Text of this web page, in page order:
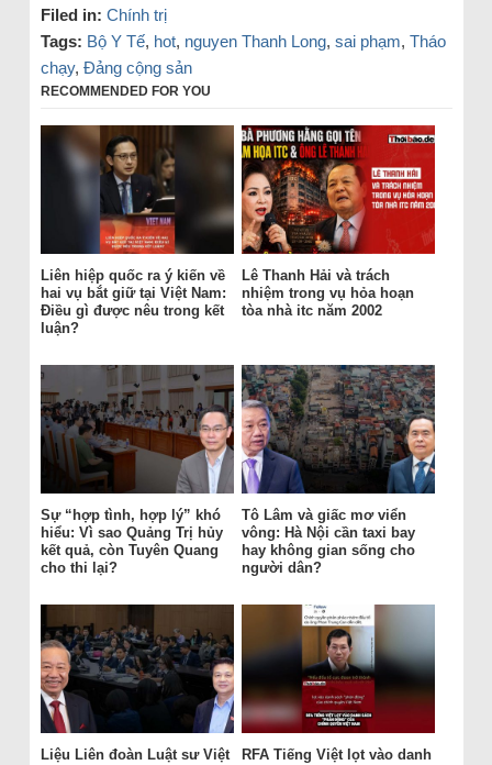
Filed in: Chính trị
Tags: Bộ Y Tế, hot, nguyen Thanh Long, sai phạm, Tháo
chạy, Đảng cộng sản
RECOMMENDED FOR YOU
Liên hiệp quốc ra ý kiến về
hai vụ bắt giữ tại Việt Nam:
Điều gì được nêu trong kết
luận?
Lê Thanh Hải và trách
nhiệm trong vụ hỏa hoạn
tòa nhà itc năm 2002
Sự “hợp tình, hợp lý” khó
hiểu: Vì sao Quảng Trị hủy
kết quả, còn Tuyên Quang
cho thi lại?
Tô Lâm và giấc mơ viển
vông: Hà Nội cần taxi bay
hay không gian sống cho
người dân?
Liệu Liên đoàn Luật sư Việt
RFA Tiếng Việt lọt vào danh